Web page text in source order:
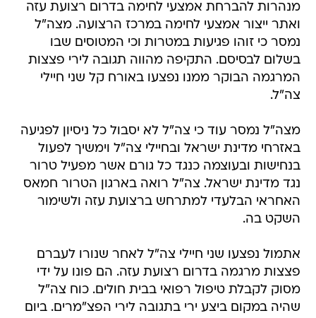
מנהרות להברחת אמצעי לחימה בדרום רצועת עזה
ואתר ייצור אמצעי לחימה במרכז הרצועה. מצה"ל
נמסר כי זוהו פגיעות במטרות וכי המטוסים שבו
בשלום לבסיסם. התקיפה מהווה תגובה לירי פצצות
המרגמה הבוקר ממנו נפצעו באורח קל שני חיילי
צה"ל.
מצה"ל נמסר עוד כי צה"ל לא יסבול כל ניסיון לפגיעה
באזרחי מדינת ישראל ובחיילי צה"ל וימשיך לפעול
בנחישות ובעוצמה כנגד כל גורם אשר מפעיל טרור
נגד מדינת ישראל. צה"ל רואה בארגון הטרור חמאס
האחראי הבלעדי למתרחש ברצועת עזה ולשימור
השקט בה.
אתמול נפצעו שני חיילי צה"ל לאחר שנורו לעברם
פצצות מרגמה בדרום רצועת עזה. הם פונו על ידי
מסוק לקבלת טיפול רפואי בבית חולים. כוח צה"ל
שהיה במקום ביצע ירי בתגובה לירי הפצ"מרים. ביום